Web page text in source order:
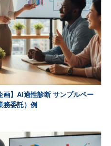
画】AI適性診断 サンプルペー
務委託）例